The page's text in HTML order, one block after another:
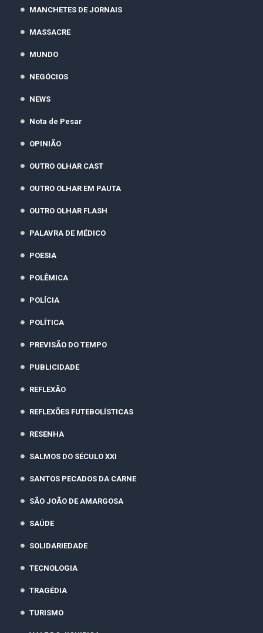
MANCHETES DE JORNAIS
MASSACRE
MUNDO
NEGÓCIOS
NEWS
Nota de Pesar
OPINIÃO
OUTRO OLHAR CAST
OUTRO OLHAR EM PAUTA
OUTRO OLHAR FLASH
PALAVRA DE MÉDICO
POESIA
POLÊMICA
POLÍCIA
POLÍTICA
PREVISÃO DO TEMPO
PUBLICIDADE
REFLEXÃO
REFLEXÕES FUTEBOLÍSTICAS
RESENHA
SALMOS DO SÉCULO XXI
SANTOS PECADOS DA CARNE
SÃO JOÃO DE AMARGOSA
SAÚDE
SOLIDARIEDADE
TECNOLOGIA
TRAGÉDIA
TURISMO